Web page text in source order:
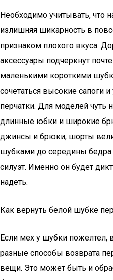
Необходимо учитывать, что
излишняя шикарность в
признаком плохого вкуса.
аксессуары подчеркнут
маленькими короткими
сочетаться высокие сапоги
перчатки. Для моделей чуть
длинные юбки и широкие
джинсы и брюки, шорты
шубками до середины
силуэт. Именно он будет
надеть.
Как вернуть белой шубке
Если мех у шубки пожелтел,
разные способы возврата
вещи. Это может быть и